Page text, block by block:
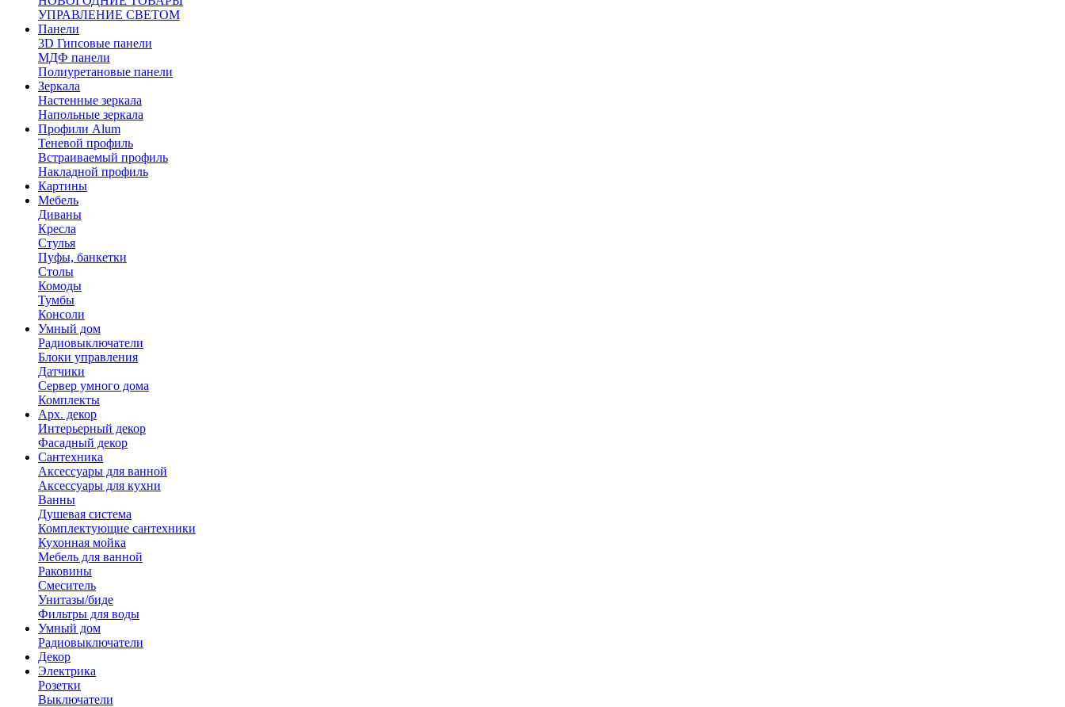
УПРАВЛЕНИЕ СВЕТОМ
Панели
3D Гипсовые панели
МДФ панели
Полиуретановые панели
Зеркала
Настенные зеркала
Напольные зеркала
Профили Alum
Теневой профиль
Встраиваемый профиль
Накладной профиль
Картины
Мебель
Диваны
Кресла
Стулья
Пуфы, банкетки
Столы
Комоды
Тумбы
Консоли
Умный дом
Радиовыключатели
Блоки управления
Датчики
Сервер умного дома
Комплекты
Арх. декор
Интерьерный декор
Фасадный декор
Сантехника
Аксессуары для ванной
Аксессуары для кухни
Ванны
Душевая система
Комплектующие сантехники
Кухонная мойка
Мебель для ванной
Раковины
Смеситель
Унитазы/биде
Фильтры для воды
Умный дом
Радиовыключатели
Декор
Электрика
Розетки
Выключатели